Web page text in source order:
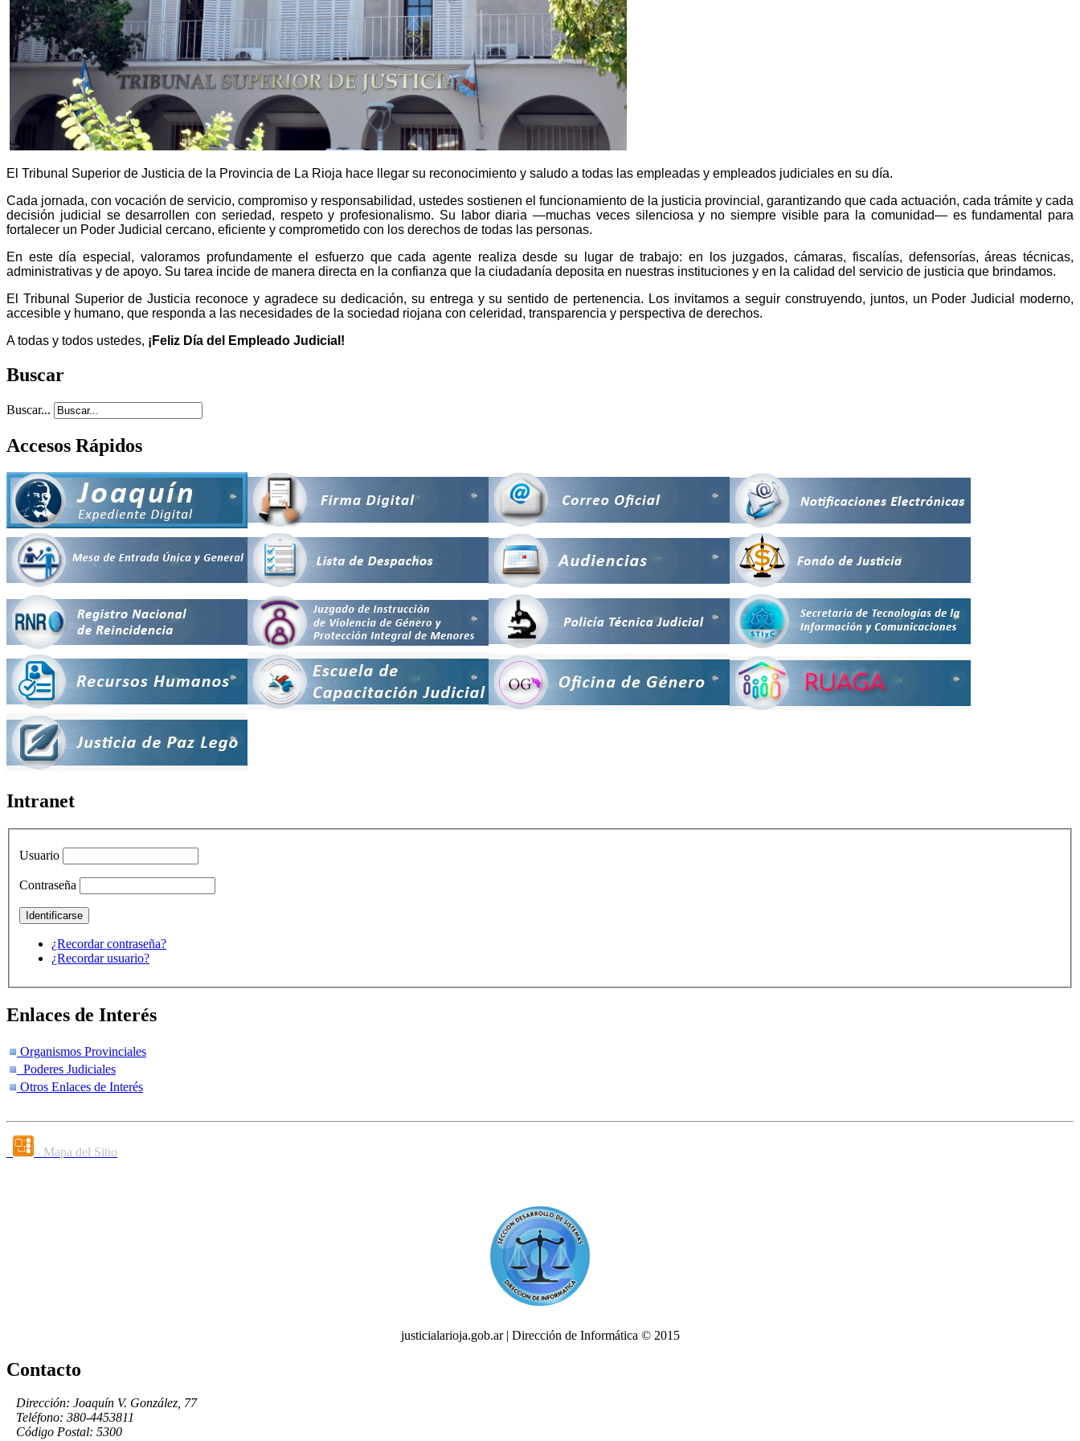
El Tribunal Superior de Justicia de la Provincia de La Rioja hace llegar su reconocimiento y saludo a todas las empleadas y empleados judiciales en su día.
Cada jornada, con vocación de servicio, compromiso y responsabilidad, ustedes sostienen el funcionamiento de la justicia provincial, garantizando que cada actuación, cada trámite y cada
decisión judicial se desarrollen con seriedad, respeto y profesionalismo. Su labor diaria —muchas veces silenciosa y no siempre visible para la comunidad— es fundamental para
fortalecer un Poder Judicial cercano, eficiente y comprometido con los derechos de todas las personas.
En este día especial, valoramos profundamente el esfuerzo que cada agente realiza desde su lugar de trabajo: en los juzgados, cámaras, fiscalías, defensorías, áreas técnicas,
administrativas y de apoyo. Su tarea incide de manera directa en la confianza que la ciudadanía deposita en nuestras instituciones y en la calidad del servicio de justicia que brindamos.
El Tribunal Superior de Justicia reconoce y agradece su dedicación, su entrega y su sentido de pertenencia. Los invitamos a seguir construyendo, juntos, un Poder Judicial moderno,
accesible y humano, que responda a las necesidades de la sociedad riojana con celeridad, transparencia y perspectiva de derechos.
A todas y todos ustedes, ¡Feliz Día del Empleado Judicial!
Buscar
Buscar...
Accesos Rápidos
Intranet
Usuario
Contraseña
¿Recordar contraseña?
¿Recordar usuario?
Enlaces de Interés
Organismos Provinciales
Poderes Judiciales
Otros Enlaces de Interés
Mapa del Sitio
justicialarioja.gob.ar | Dirección de Informática © 2015
Contacto
Dirección: Joaquín V. González, 77
Teléfono: 380-4453811
Código Postal: 5300